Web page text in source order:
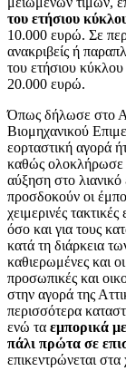
του ετήσιου
10.000 ευρώ. Σε
ανακριβείς ή
του ετήσιου
20.000 ευρώ.
Όπως δήλωσε στο
Βιομηχανικού
εορταστική αγορά
καθώς ολοκλήρωσε
αύξηση στο
προσδοκούν οι
χειμερινές
όσο και για τους
κατά τη διάρκεια
καθιερωμένες και
προσωπικές και
στην αγορά της
περισσότερα
ενώ τα εμπορικά
πάλι πρώτα σε
επικεντρώνεται στα